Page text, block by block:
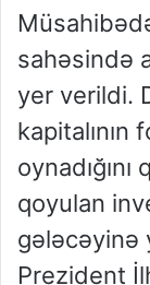
sahəsində
yer verildi.
kapitalının
qoyulan
gələcəyinə
Prezident